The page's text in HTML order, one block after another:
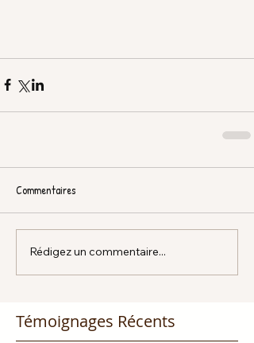
Commentaires
Rédigez un commentaire...
Témoignages Récents